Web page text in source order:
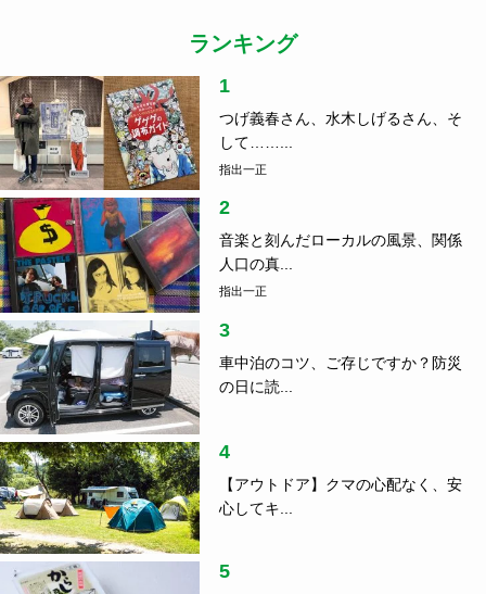
ランキング
1
つげ義春さん、水木しげるさん、そ
して……...
指出一正
2
音楽と刻んだローカルの風景、関係
人口の真...
指出一正
3
車中泊のコツ、ご存じですか？防災
の日に読...
4
【アウトドア】クマの心配なく、安
心してキ...
5